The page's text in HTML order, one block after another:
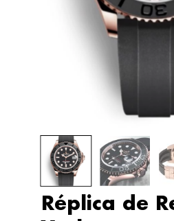
Réplica de